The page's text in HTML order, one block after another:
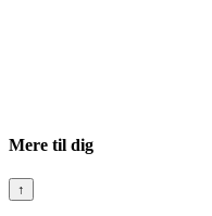
Mere til dig
↑